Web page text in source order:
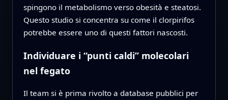
spingono il metabolismo verso obesità e steatosi.
Questo studio si concentra su come il clorpirifos
potrebbe essere uno di questi fattori nascosti.
Individuare i “punti caldi” molecolari
nel fegato
Il team si è prima rivolto a database pubblici per